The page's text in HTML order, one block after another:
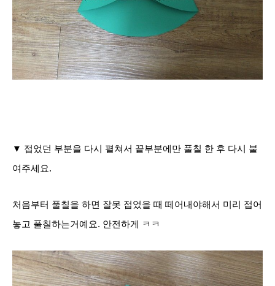
▼ 접었던 부분을 다시 펼쳐서 끝부분에만 풀칠 한 후 다시 붙
여주세요.
처음부터 풀칠을 하면 잘못 접었을 때 떼어내야해서 미리 접어
놓고 풀칠하는거예요. 안전하게 ㅋㅋ